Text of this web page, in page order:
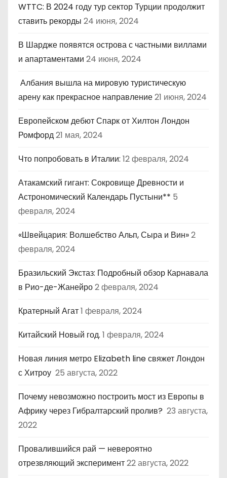
WTTC: В 2024 году тур сектор Турции продолжит
ставить рекорды 24 июня, 2024
В Шардже появятся острова с частными виллами
и апартаментами 24 июня, 2024
Албания вышла на мировую туристическую
арену как прекрасное направление21 июня, 2024
Европейском дебют Спарк от Хилтон Лондон
Ромфорд21 мая, 2024
Что попробовать в Италии: 12 февраля, 2024
Атакамский гигант: Сокровище Древности и
Астрономический Календарь Пустыни** 5
февраля, 2024
«Швейцария: Волшебство Альп, Сыра и Вин»2
февраля, 2024
Бразильский Экстаз: Подробный обзор Карнавала
в Рио-де-Жанейро2 февраля, 2024
Кратерный Агат1 февраля, 2024
Китайский Новый год. 1 февраля, 2024
Новая линия метро Elizabeth line свяжет Лондон
с Хитроу 25 августа, 2022
Почему невозможно построить мост из Европы в
Африку через Гибралтарский пролив? 23 августа,
2022
Провалившийся рай — невероятно
отрезвляющий эксперимент22 августа, 2022